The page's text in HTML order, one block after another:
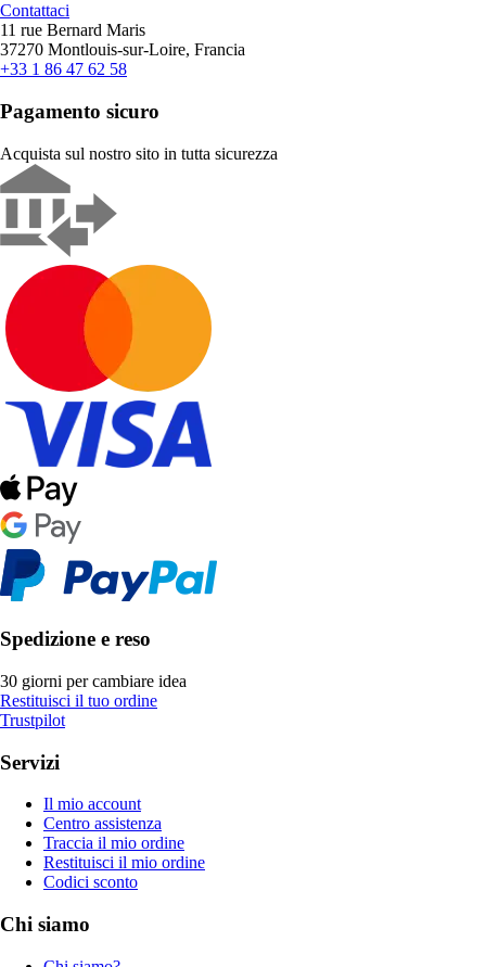
Contattaci
11 rue Bernard Maris
37270 Montlouis-sur-Loire, Francia
+33 1 86 47 62 58
Pagamento sicuro
Acquista sul nostro sito in tutta sicurezza
Spedizione e reso
30 giorni per cambiare idea
Restituisci il tuo ordine
Trustpilot
Servizi
Il mio account
Centro assistenza
Traccia il mio ordine
Restituisci il mio ordine
Codici sconto
Chi siamo